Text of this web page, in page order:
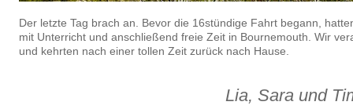
Der letzte Tag brach an. Bevor die 16stündige Fahrt begann,
mit Unterricht und anschließend freie Zeit in Bournemouth. Wir
und kehrten nach einer tollen Zeit zurück nach Hause.
Lia, Sara und